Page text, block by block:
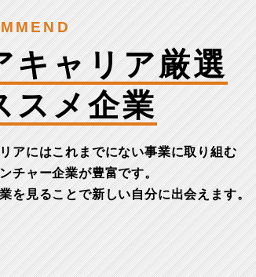
キャリア厳選
スメ企業
アにはこれまでにない事業に取り組む
チャー企業が豊富です。
を見ることで新しい自分に出会えます。